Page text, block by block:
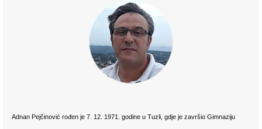
Adnan Pejčinović rođen je 7. 12. 1971. godine u Tuzli, gdje je završio Gimnaziju